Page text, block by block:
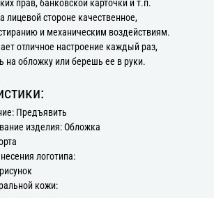
прав, банковской карточки и т.п.
лицевой стороне качественное,
и механическим воздействиям.
отличное настроение каждый раз,
на обложку или берешь ее в руки.
Предъявить
изделия: Обложка
логотипа:
кожи: